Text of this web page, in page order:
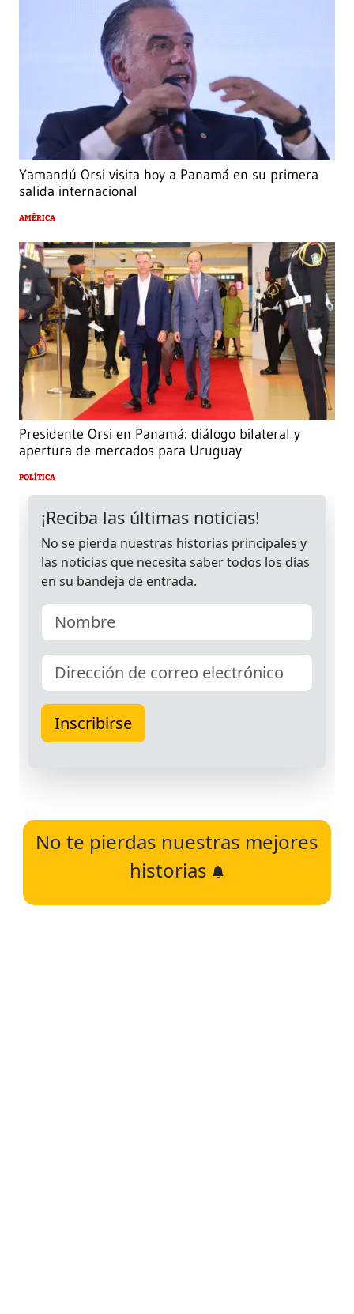
Yamandú Orsi visita hoy a Panamá en su primera
salida internacional
AMÉRICA
Presidente Orsi en Panamá: diálogo bilateral y
apertura de mercados para Uruguay
POLÍTICA
No te pierdas nuestras mejores
historias